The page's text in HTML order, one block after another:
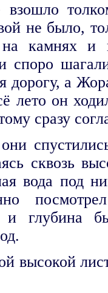
не было,
камнях и
споро
дорогу, а
лето он
сразу
сквозь
вода под
и глубина
высокой